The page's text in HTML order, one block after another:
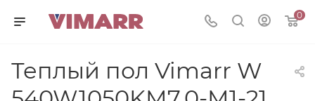
0
Теплый пол Vimarr W